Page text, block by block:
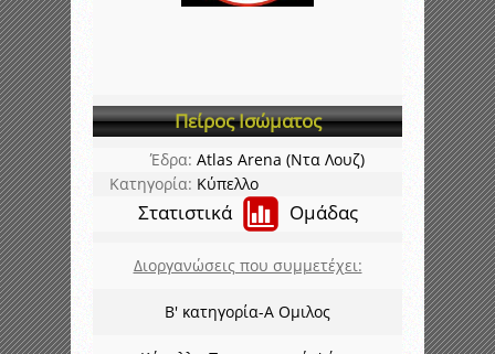
Πείρος Ισώματος
Έδρα: Atlas Arena (Ντα Λουζ)
Κατηγορία: Κύπελλο
Στατιστικά Ομάδας
Διοργανώσεις που συμμετέχει:
Β' κατηγορία-Α Ομιλος